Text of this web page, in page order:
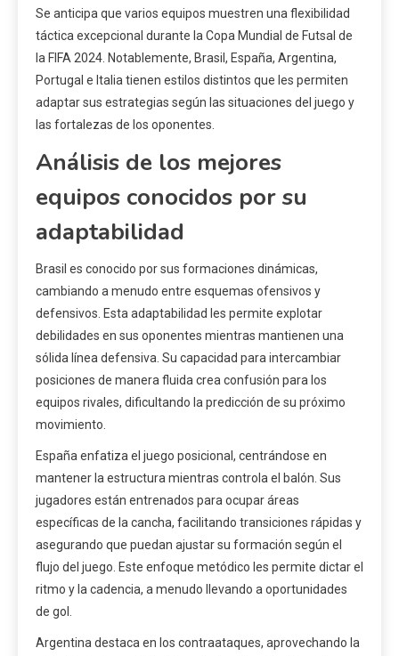
Se anticipa que varios equipos muestren una flexibilidad
táctica excepcional durante la Copa Mundial de Futsal de
la FIFA 2024. Notablemente, Brasil, España, Argentina,
Portugal e Italia tienen estilos distintos que les permiten
adaptar sus estrategias según las situaciones del juego y
las fortalezas de los oponentes.
Análisis de los mejores
equipos conocidos por su
adaptabilidad
Brasil es conocido por sus formaciones dinámicas,
cambiando a menudo entre esquemas ofensivos y
defensivos. Esta adaptabilidad les permite explotar
debilidades en sus oponentes mientras mantienen una
sólida línea defensiva. Su capacidad para intercambiar
posiciones de manera fluida crea confusión para los
equipos rivales, dificultando la predicción de su próximo
movimiento.
España enfatiza el juego posicional, centrándose en
mantener la estructura mientras controla el balón. Sus
jugadores están entrenados para ocupar áreas
específicas de la cancha, facilitando transiciones rápidas y
asegurando que puedan ajustar su formación según el
flujo del juego. Este enfoque metódico les permite dictar el
ritmo y la cadencia, a menudo llevando a oportunidades
de gol.
Argentina destaca en los contraataques, aprovechando la